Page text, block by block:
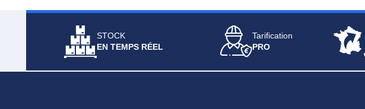
STOCK
EN TEMPS RÉEL
Tarification
PRO